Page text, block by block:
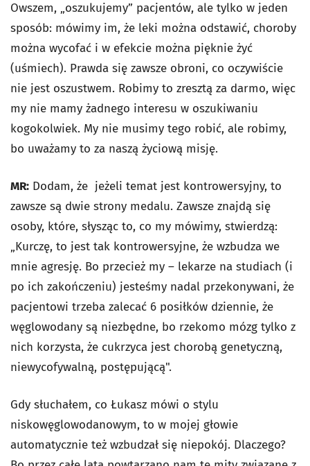
Owszem, „oszukujemy” pacjentów, ale tylko w jeden
sposób: mówimy im, że leki można odstawić, choroby
można wycofać i w efekcie można pięknie żyć
(uśmiech). Prawda się zawsze obroni, co oczywiście
nie jest oszustwem. Robimy to zresztą za darmo, więc
my nie mamy żadnego interesu w oszukiwaniu
kogokolwiek. My nie musimy tego robić, ale robimy,
bo uważamy to za naszą życiową misję.
MR: Dodam, że jeżeli temat jest kontrowersyjny, to
zawsze są dwie strony medalu. Zawsze znajdą się
osoby, które, słysząc to, co my mówimy, stwierdzą:
„Kurczę, to jest tak kontrowersyjne, że wzbudza we
mnie agresję. Bo przecież my – lekarze na studiach (i
po ich zakończeniu) jesteśmy nadal przekonywani, że
pacjentowi trzeba zalecać 6 posiłków dziennie, że
węglowodany są niezbędne, bo rzekomo mózg tylko z
nich korzysta, że cukrzyca jest chorobą genetyczną,
niewycofywalną, postępującą".
Gdy słuchałem, co Łukasz mówi o stylu
niskowęglowodanowym, to w mojej głowie
automatycznie też wzbudzał się niepokój. Dlaczego?